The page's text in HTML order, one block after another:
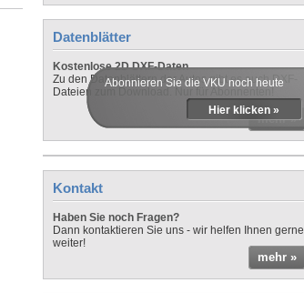
Datenblätter
Kostenlose 2D DXF-Daten
Zu den Datenblättern der Autos gibt es auch DXF-
Dateien zum Download. Nur für Abonnenten!
mehr »
Abonnieren Sie die VKU noch heute
Hier klicken »
Kontakt
Haben Sie noch Fragen?
Dann kontaktieren Sie uns - wir helfen Ihnen gerne
weiter!
mehr »